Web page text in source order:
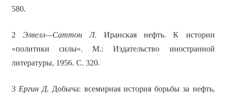
580.
2 Элвелл—Саттон Л. Иранская нефть. К истории
«политики силы». М.: Издательство иностранной
литературы, 1956. С. 320.
3 Ергин Д. Добыча: всемирная история борьбы за нефть,